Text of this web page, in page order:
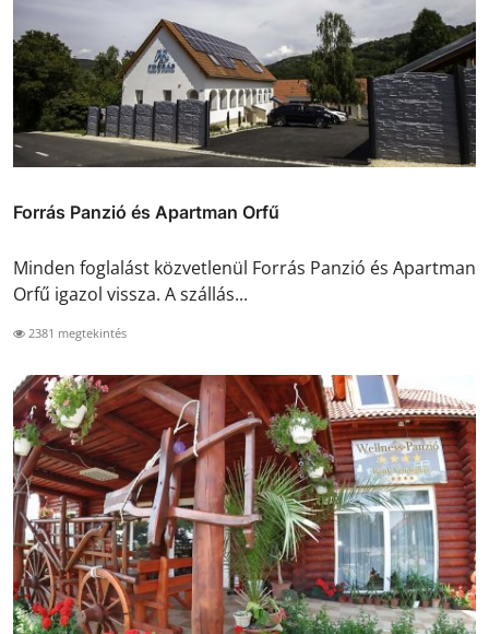
Forrás Panzió és Apartman Orfű
Minden foglalást közvetlenül Forrás Panzió és Apartman
Orfű igazol vissza. A szállás...
2381 megtekintés